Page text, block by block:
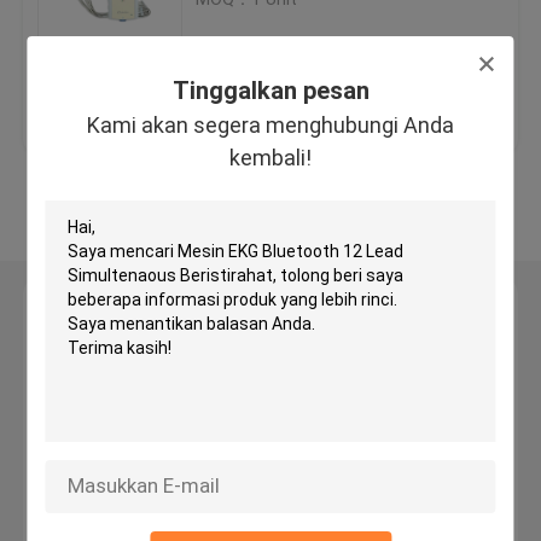
Tinggalkan pesan
Kami akan segera menghubungi Anda
kembali!
Mesin EKG iPad
Mesin EKG Seluler
Mesin EKG Rumah
Harga terbaik Hubungi kami
Tinggalkan pesan
Kami akan segera menghubungi Anda kembali!